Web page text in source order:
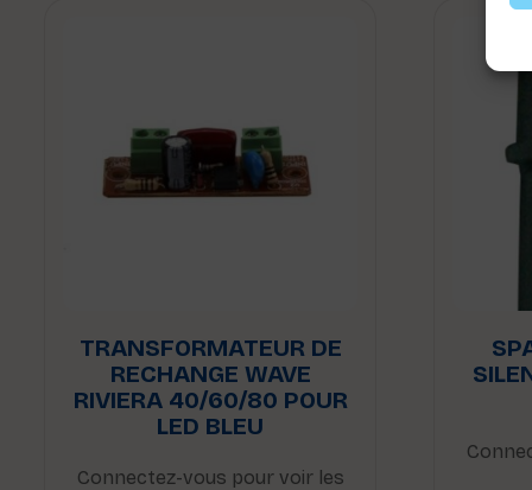
TRANSFORMATEUR DE
RECHANGE WAVE
RIVIERA 40/60/80 POUR
LED BLEU
Connectez-vous pour voir les